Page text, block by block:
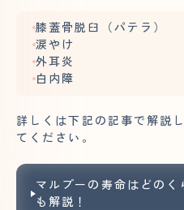
膝蓋骨脱臼（パテラ）
涙やけ
外耳炎
白内障
詳しくは下記の記事で解説
てください。
マルプーの寿命はどの
も解説！